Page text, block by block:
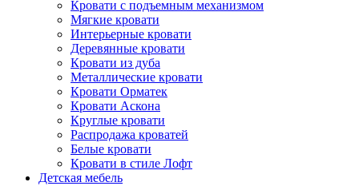
Кровати с подъемным механизмом
Мягкие кровати
Интерьерные кровати
Деревянные кровати
Кровати из дуба
Металлические кровати
Кровати Орматек
Кровати Аскона
Круглые кровати
Распродажа кроватей
Белые кровати
Кровати в стиле Лофт
Детская мебель